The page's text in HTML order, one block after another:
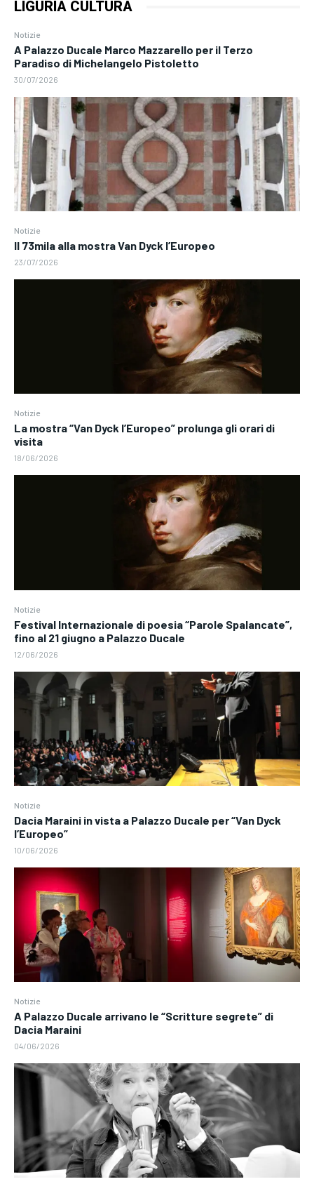
LIGURIA CULTURA
Notizie
A Palazzo Ducale Marco Mazzarello per il Terzo
Paradiso di Michelangelo Pistoletto
30/07/2026
Notizie
Il 73mila alla mostra Van Dyck l’Europeo
23/07/2026
Notizie
La mostra “Van Dyck l’Europeo” prolunga gli orari di
visita
18/06/2026
Notizie
Festival Internazionale di poesia “Parole Spalancate”,
fino al 21 giugno a Palazzo Ducale
12/06/2026
Notizie
Dacia Maraini in vista a Palazzo Ducale per “Van Dyck
l’Europeo”
10/06/2026
Notizie
A Palazzo Ducale arrivano le “Scritture segrete” di
Dacia Maraini
04/06/2026